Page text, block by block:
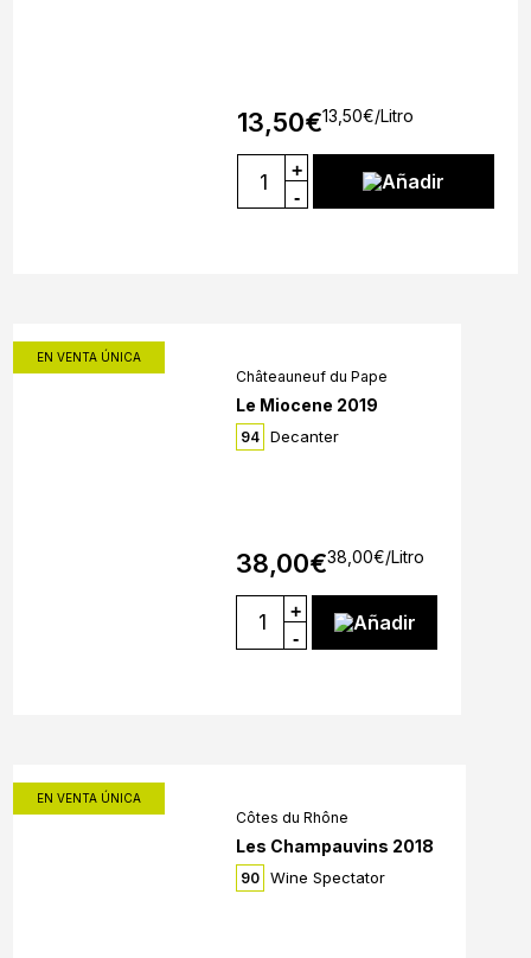
13,50€13,50€/Litro
+
-
Añadir
EN VENTA ÚNICA
Châteauneuf du Pape
Le Miocene 2019
94 Decanter
38,00€38,00€/Litro
+
-
Añadir
EN VENTA ÚNICA
Côtes du Rhône
Les Champauvins 2018
90 Wine Spectator